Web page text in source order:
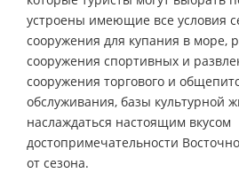
устроены имеющие все условия
сооружения для купания в море,
сооружения спортивных и
сооружения торгового и
обслуживания, базы культурной
наслаждаться настоящим вкусом
достопримечательности
от сезона.